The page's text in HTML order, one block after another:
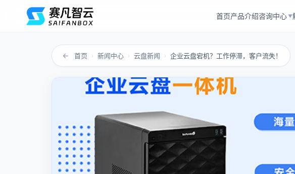
首页产品介绍咨询中心 ▼
← 首页 › 新闻中心 › 云盘新闻 › 企业云盘宕机？工作停滞，客户流失！